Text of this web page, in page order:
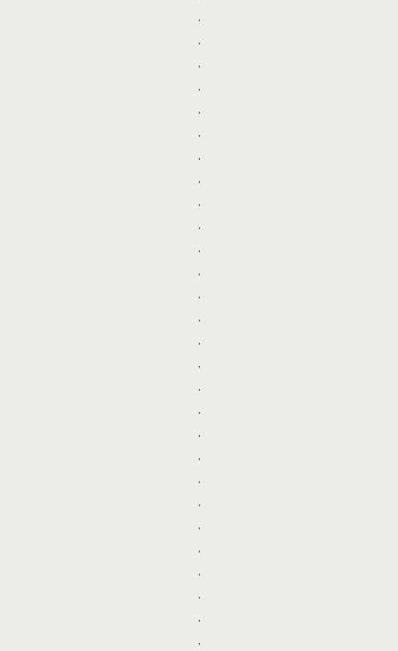
.
.
.
.
.
.
.
.
.
.
.
.
.
.
.
.
.
.
.
.
.
.
.
.
.
.
.
.